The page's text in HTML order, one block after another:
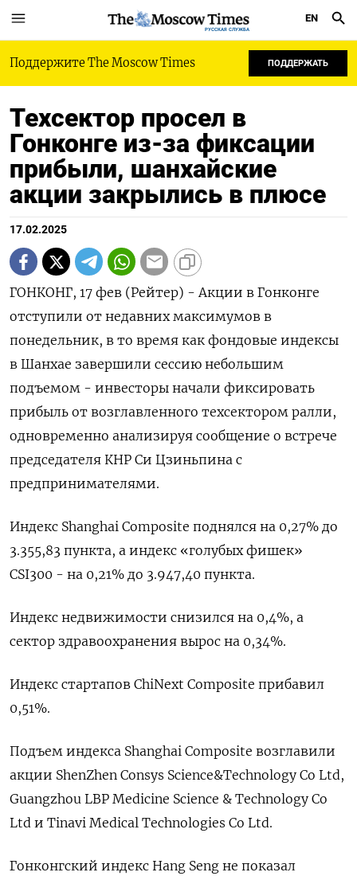
РУССКАЯ СЛУЖБА
EN
Поддержите The Moscow Times ПОДДЕРЖАТЬ
Техсектор просел в
Гонконге из-за фиксации
прибыли, шанхайские
акции закрылись в плюсе
17.02.2025
ГОНКОНГ, 17 фев (Рейтер) - Акции в Гонконге
отступили от недавних максимумов в
понедельник, в то время как фондовые индексы
в Шанхае завершили сессию небольшим
подъемом - инвесторы начали фиксировать
прибыль от возглавленного техсектором ралли,
одновременно анализируя сообщение о встрече
председателя КНР Си Цзиньпина с
предпринимателями.
Индекс Shanghai Composite поднялся на 0,27% до
3.355,83 пункта, а индекс «голубых фишек»
CSI300 - на 0,21% до 3.947,40 пункта.
Индекс недвижимости снизился на 0,4%​, а
сектор здравоохранения вырос на 0,34%.
Индекс стартапов ChiNext Composite прибавил
0,51%.
Подъем индекса Shanghai Composite возглавили
акции ShenZhen Consys Science&Technology Co Ltd,
Guangzhou LBP Medicine Science & Technology Co
Ltd и Tinavi Medical Technologies Co Ltd.
Гонконгский индекс Hang Seng не показал